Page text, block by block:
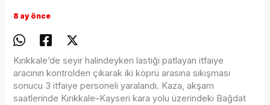
8 ay önce
Kırıkkale’de seyir halindeyken lastiği patlayan itfaiye
aracının kontrolden çıkarak iki köprü arasına sıkışması
sonucu 3 itfaiye personeli yaralandı. Kaza, akşam
saatlerinde Kırıkkale–Kayseri kara yolu üzerindeki Bağdat